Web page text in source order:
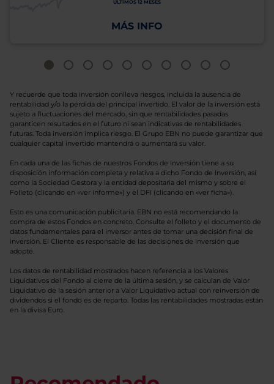
ÚLTIMOS 12 MESES
MÁS INFO
Y recuerde que toda inversión conlleva riesgos, incluida la ausencia de
rentabilidad y/o la pérdida del principal invertido. El valor de la inversión está
sujeto a fluctuaciones del mercado, sin que rentabilidades pasadas
garanticen resultados en el futuro ni sean indicativas de rentabilidades
futuras. Toda inversión implica riesgo. El Grupo EBN no puede garantizar que
cualquier capital invertido mantendrá o aumentará su valor.
En cada una de las fichas de nuestros Fondos de Inversión tiene a su
disposición información completa y relativa a dicho Fondo de Inversión, así
como la Sociedad Gestora y la entidad depositaria del mismo y sobre el
Folleto (clicando en «ver informe») y el DFI (clicando en «ver ficha»).
Esto es una comunicación publicitaria. EBN no está recomendando la
compra de estos Fondos en concreto. Consulte el folleto y el documento de
datos fundamentales para el inversor antes de tomar una decisión final de
inversión. El Cliente es responsable de las decisiones de inversión que
adopte.
Los datos de rentabilidad mostrados hacen referencia a los Valores
Liquidativos del Fondo al cierre de la última sesión, y se calculan de Valor
Liquidativo de la sesión anterior a Valor Liquidativo actual con reinversión de
dividendos si el fondo es de reparto. Todas las rentabilidades mostradas están
en la divisa Euro.